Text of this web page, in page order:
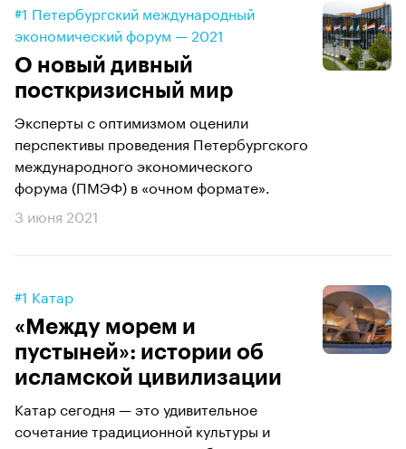
#1 Петербургский международный
экономический форум — 2021
О новый дивный
посткризисный мир
Эксперты с оптимизмом оценили
перспективы проведения Петербургского
международного экономического
форума (ПМЭФ) в «очном формате».
3 июня 2021
#1 Катар
«Между морем и
пустыней»: истории об
исламской цивилизации
Катар сегодня — это удивительное
сочетание традиционной культуры и